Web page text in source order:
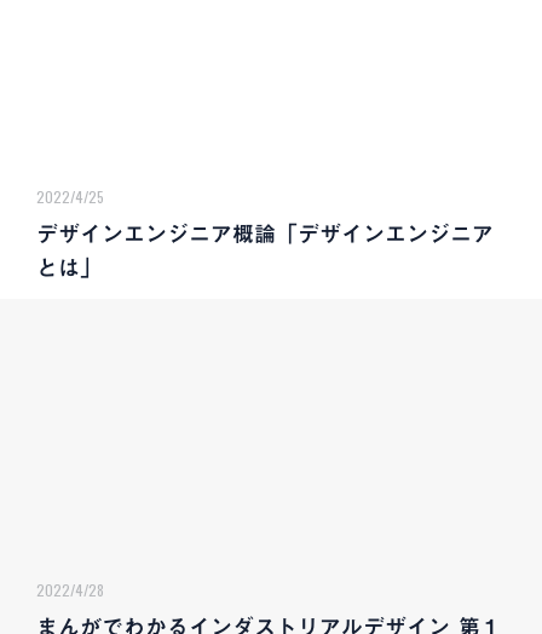
2022/4/25
デザインエンジニア概論「デザインエンジニア
とは」
2022/4/28